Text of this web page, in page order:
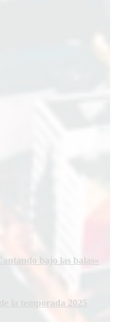
bajo las balas»
la temporada 2025